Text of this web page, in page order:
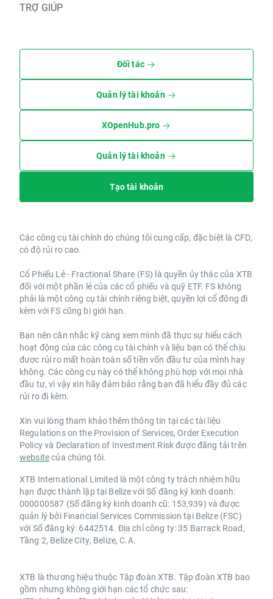
TRỢ GIÚP
Đối tác
Quản lý tài khoản
XOpenHub.pro
Quản lý tài khoản
Tạo tài khoản
Các công cụ tài chính do chúng tôi cung cấp, đặc biệt là CFD,
có độ rủi ro cao.
Cổ Phiếu Lẻ - Fractional Share (FS) là quyền ủy thác của XTB
đối với một phần lẻ của các cổ phiếu và quỹ ETF. FS không
phải là một công cụ tài chính riêng biệt, quyền lợi cổ đông đi
kèm với FS cũng bị giới hạn.
Bạn nên cân nhắc kỹ càng xem mình đã thực sự hiểu cách
hoạt động của các công cụ tài chính và liệu bạn có thể chịu
được rủi ro mất hoàn toàn số tiền vốn đầu tư của mình hay
không. Các công cụ này có thể không phù hợp với mọi nhà
đầu tư, vì vậy xin hãy đảm bảo rằng bạn đã hiểu đầy đủ các
rủi ro đi kèm.
Xin vui lòng tham khảo thêm thông tin tại các tài liệu
Regulations on the Provision of Services, Order Execution
Policy và Declaration of Investment Risk được đăng tải trên
websitecủa chúng tôi.
XTB International Limited là một công ty trách nhiệm hữu
hạn được thành lập tại Belize với Số đăng ký kinh doanh:
000000587 (Số đăng ký kinh doanh cũ: 153,939) và được
quản lý bởi Financial Services Commission tại Belize (FSC)
với Số đăng ký: 6442514. Địa chỉ công ty: 35 Barrack Road,
Tầng 2, Belize City, Belize, C.A.
XTB là thương hiệu thuộc Tập đoàn XTB. Tập đoàn XTB bao
gồm nhưng không giới hạn các tổ chức sau: